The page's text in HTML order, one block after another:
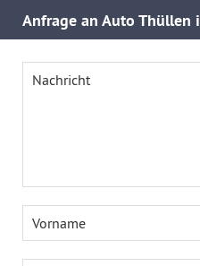
Anfrage an Auto Thüllen
Nachricht
Vorname